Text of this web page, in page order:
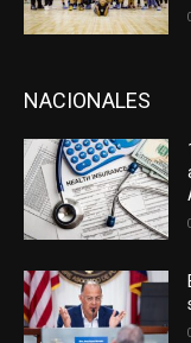
NACIONALES